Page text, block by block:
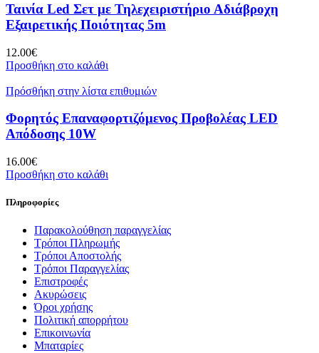
Ταινία Led Σετ με Τηλεχειριστήριο Αδιάβροχη
Εξαιρετικής Ποιότητας 5m
12.00€
Προσθήκη στο καλάθι
Πρόσθήκη στην λίστα επιθυμιών
Φορητός Επαναφορτιζόμενος Προβολέας LED
Απόδοσης 10W
16.00€
Προσθήκη στο καλάθι
Πληροφορίες
Παρακολούθηση παραγγελίας
Τρόποι Πληρωμής
Τρόποι Αποστολής
Τρόποι Παραγγελίας
Επιστροφές
Ακυρώσεις
Όροι χρήσης
Πολιτική απορρήτου
Επικοινωνία
Μπαταρίες